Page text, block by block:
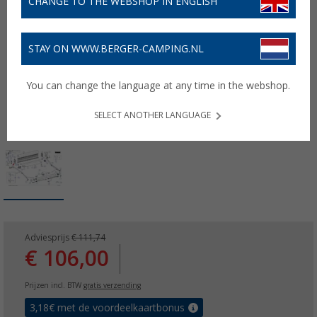
Adviesprijs € 111,74
€ 106,00
Prijzen incl. BTW gratis verzending
3,18€ met de voordeelkaartbonus
STAY ON WWW.BERGER-CAMPING.NL
You can change the language at any time in the webshop.
SELECT ANOTHER LANGUAGE